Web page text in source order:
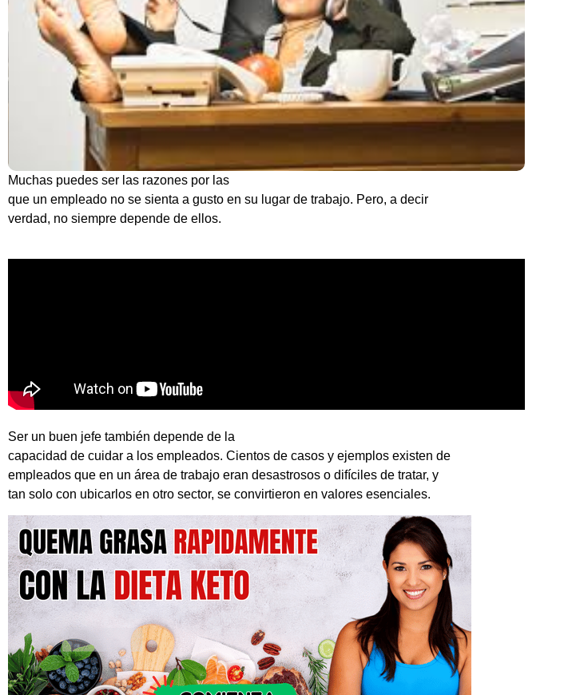
Muchas puedes ser las razones por las
que un empleado no se sienta a gusto en su lugar de trabajo. Pero, a decir
verdad, no siempre depende de ellos.
Ser un buen jefe también depende de la
capacidad de cuidar a los empleados. Cientos de casos y ejemplos existen de
empleados que en un área de trabajo eran desastrosos o difíciles de tratar, y
tan solo con ubicarlos en otro sector, se convirtieron en valores esenciales.